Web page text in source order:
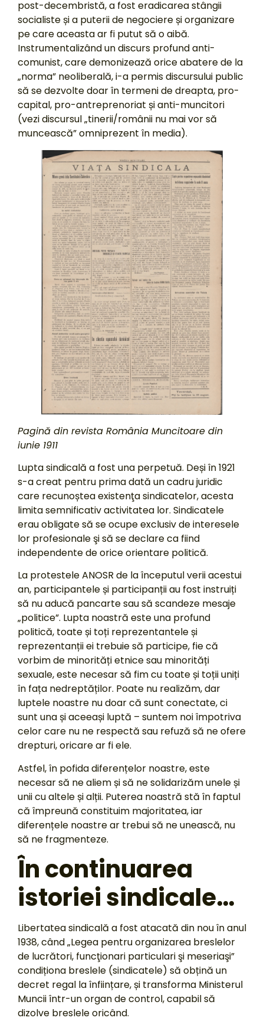
post-decembristă, a fost eradicarea stângii
socialiste și a puterii de negociere și organizare
pe care aceasta ar fi putut să o aibă.
Instrumentalizând un discurs profund anti-
comunist, care demonizează orice abatere de la
„norma” neoliberală, i-a permis discursului public
să se dezvolte doar în termeni de dreapta, pro-
capital, pro-antreprenoriat și anti-muncitori
(vezi discursul „tinerii/românii nu mai vor să
muncească” omniprezent în media).
Pagină din revista România Muncitoare din
iunie 1911
Lupta sindicală a fost una perpetuă. Deși în 1921
s-a creat pentru prima dată un cadru juridic
care recunoștea existenţa sindicatelor, acesta
limita semnificativ activitatea lor. Sindicatele
erau obligate să se ocupe exclusiv de interesele
lor profesionale şi să se declare ca fiind
independente de orice orientare politică.
La protestele ANOSR de la începutul verii acestui
an, participantele și participanții au fost instruiți
să nu aducă pancarte sau să scandeze mesaje
„politice”. Lupta noastră este una profund
politică, toate și toți reprezentantele și
reprezentanții ei trebuie să participe, fie că
vorbim de minorități etnice sau minorități
sexuale, este necesar să fim cu toate și toții uniți
în fața nedreptăților. Poate nu realizăm, dar
luptele noastre nu doar că sunt conectate, ci
sunt una și aceeași luptă – suntem noi împotriva
celor care nu ne respectă sau refuză să ne ofere
drepturi, oricare ar fi ele.
Astfel, în pofida diferențelor noastre, este
necesar să ne aliem și să ne solidarizăm unele și
unii cu altele și alții. Puterea noastră stă în faptul
că împreună constituim majoritatea, iar
diferențele noastre ar trebui să ne unească, nu
să ne fragmenteze.
În continuarea
istoriei sindicale…
Libertatea sindicală a fost atacată din nou în anul
1938, când „Legea pentru organizarea breslelor
de lucrători, funcţionari particulari şi meseriaşi”
condiționa breslele (sindicatele) să obțină un
decret regal la înființare, și transforma Ministerul
Muncii într-un organ de control, capabil să
dizolve breslele oricând.